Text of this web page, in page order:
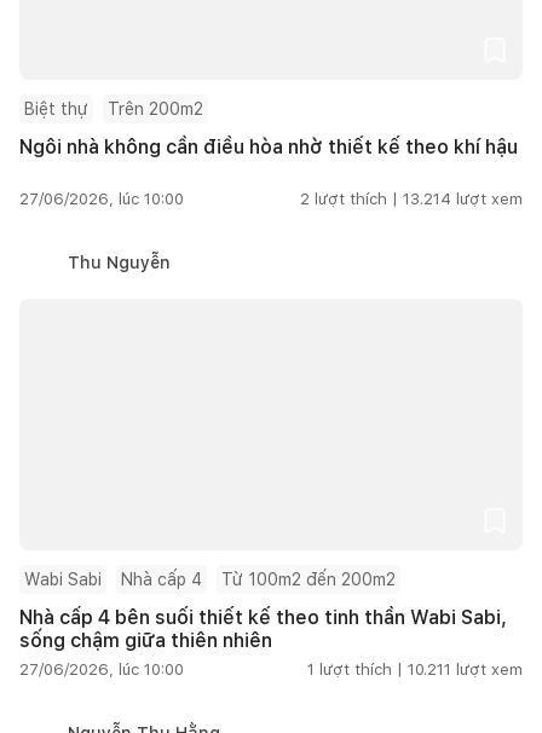
Biệt thự Trên 200m2
Ngôi nhà không cần điều hòa nhờ thiết kế theo khí hậu
27/06/2026, lúc 10:00 2 lượt thích | 13.214 lượt xem
Thu Nguyễn
Wabi Sabi Nhà cấp 4 Từ 100m2 đến 200m2
Nhà cấp 4 bên suối thiết kế theo tinh thần Wabi Sabi,
sống chậm giữa thiên nhiên
27/06/2026, lúc 10:00 1 lượt thích | 10.211 lượt xem